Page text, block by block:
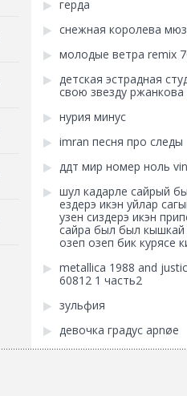
герда
снежная королева
молодые ветра remix
детская эстрадная
свою звезду
нурия минус
imran песня про следы
ддт мир номер ноль
шул кадарле сайрый
ездерэ икэн уйлар
узен сиздерэ икэн
сайра был был кышкай
озеп озеп бик курясе
metallica 1988 and
60812 1 часть2
зульфия
девочка градус apnøe